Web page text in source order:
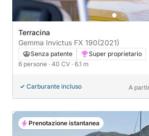
Terracina
Gemma Invictus FX 190(2021)
Senza patente
Super proprietario
6 persone · 40 CV · 6.1 m
Carburante incluso A
Prenotazione istantanea